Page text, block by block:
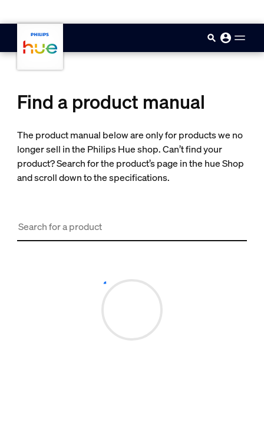
Find a product manual
The product manual below are only for products we no
longer sell in the Philips Hue shop. Can’t find your
product? Search for the product’s page in the hue Shop
and scroll down to the specifications.